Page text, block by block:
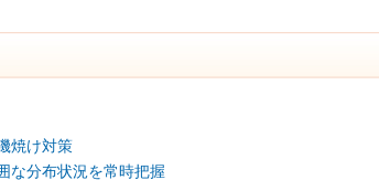
焼け対策
な分布状況を常時把握